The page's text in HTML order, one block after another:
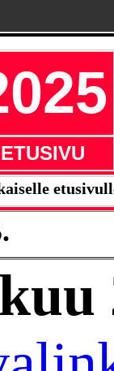
ETUSIVU